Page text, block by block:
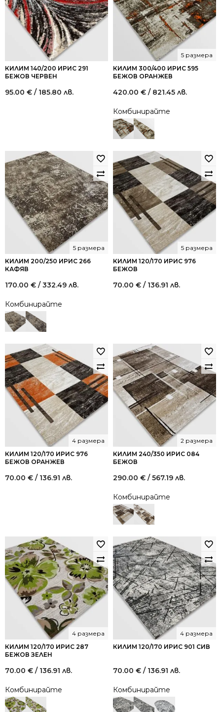
КИЛИМ 140/200 ИРИС 291
БЕЖОВ ЧЕРВЕН
95.00 € / 185.80 лв.
КИЛИМ 300/400 ИРИС 595
БЕЖОВ ОРАНЖЕВ
5 размера
420.00 € / 821.45 лв.
Комбинирайте
КИЛИМ 200/250 ИРИС 266
КАФЯВ
5 размера
170.00 € / 332.49 лв.
Комбинирайте
КИЛИМ 120/170 ИРИС 976
БЕЖОВ
5 размера
70.00 € / 136.91 лв.
КИЛИМ 120/170 ИРИС 976
БЕЖОВ ОРАНЖЕВ
4 размера
70.00 € / 136.91 лв.
КИЛИМ 240/350 ИРИС 084
БЕЖОВ
2 размера
290.00 € / 567.19 лв.
Комбинирайте
КИЛИМ 120/170 ИРИС 287
БЕЖОВ ЗЕЛЕН
4 размера
70.00 € / 136.91 лв.
Комбинирайте
КИЛИМ 120/170 ИРИС 901 СИВ
4 размера
70.00 € / 136.91 лв.
Комбинирайте